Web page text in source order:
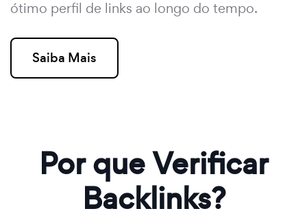
ótimo perfil de links ao longo do tempo.
Saiba Mais
Por que Verificar
Backlinks?